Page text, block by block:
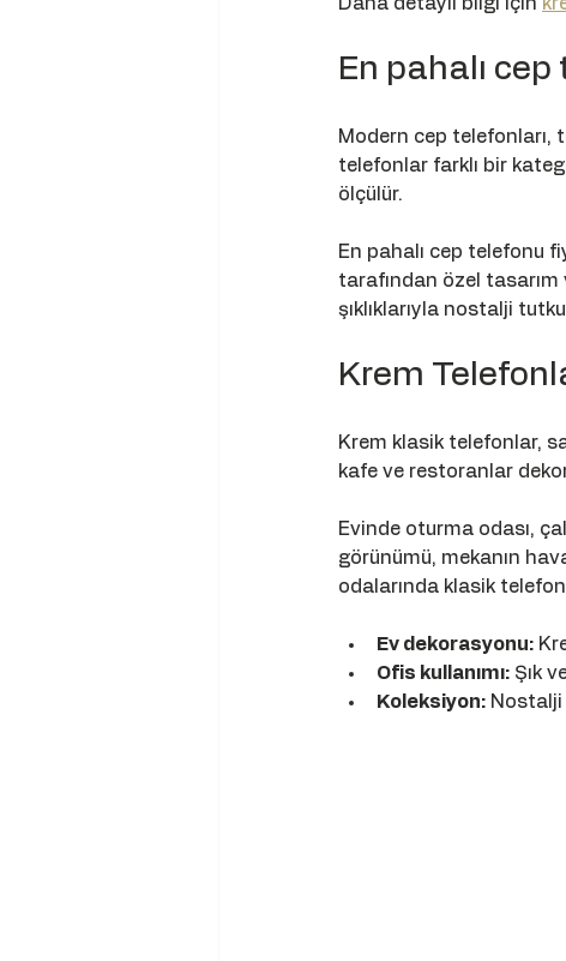
En pahalı
Modern cep telefonları,
telefonlar farklı bir
ölçülür.
En pahalı cep telefonu
tarafından özel tasarım
şıklıklarıyla nostalji
Krem
Krem klasik telefonlar,
kafe ve restoranlar
Evinde oturma odası,
görünümü, mekanın
odalarında klasik
Ev dekorasyonu:
Ofis kullanımı: Şık
Koleksiyon: Nostalji